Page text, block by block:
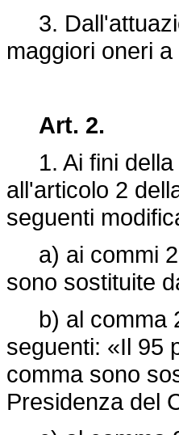
3.
maggiori oneri
Art. 2.
1. Ai fini della
all'articolo 2
seguenti
a) ai commi
sono sostituite
b) al comma
seguenti: «Il 95
comma sono
Presidenza del